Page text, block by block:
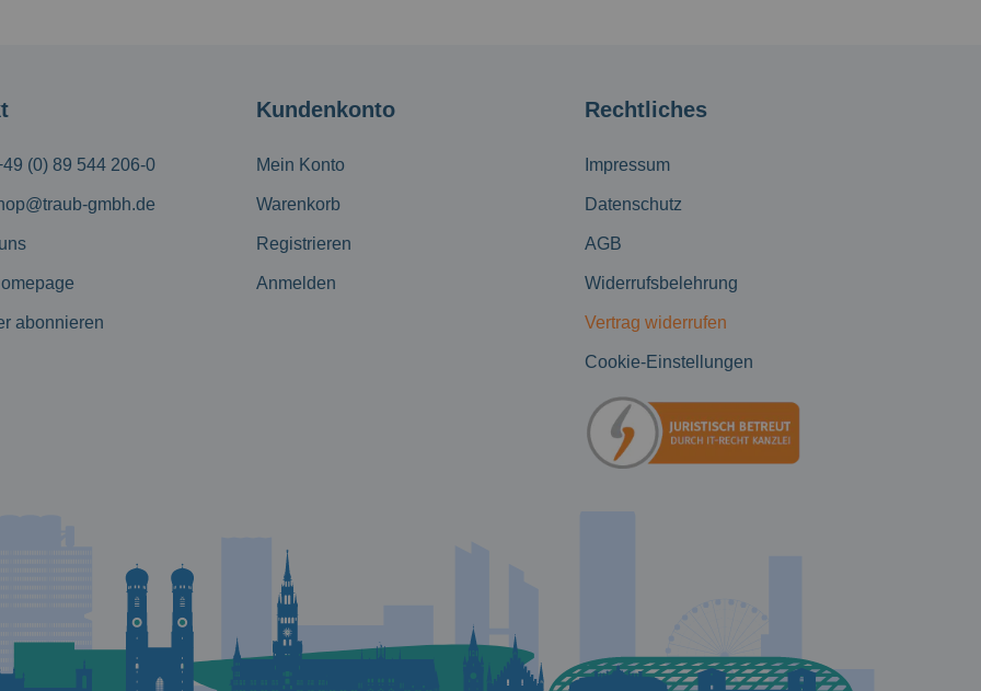
(0) 89 544 206-0
gmbh.de
abonnieren
Kundenkonto
Mein Konto
Warenkorb
Registrieren
Anmelden
Rechtliches
Impressum
Datenschutz
AGB
Widerrufsbelehrung
Vertrag widerrufen
Cookie-Einstellungen